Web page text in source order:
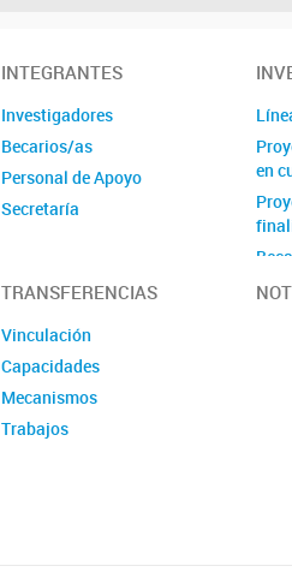
INTEGRANTES
Investigadores
Becarios/as
Personal de Apoyo
Secretaría
en
TRANSFERENCIAS
Vinculación
Capacidades
Mecanismos
Trabajos